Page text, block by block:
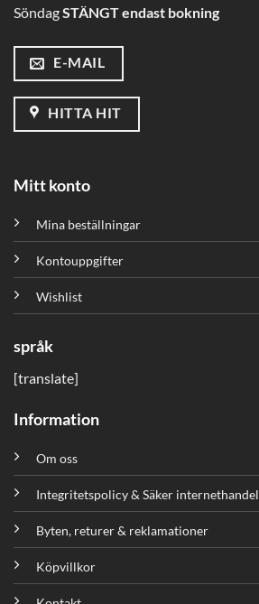
SöndagSTÄNGT endast bokning
E-MAIL
HITTA HIT
Mitt konto
Mina beställningar
Kontouppgifter
Wishlist
språk
[translate]
Information
Om oss
Integritetspolicy & Säker internethandel
Byten, returer & reklamationer
Köpvillkor